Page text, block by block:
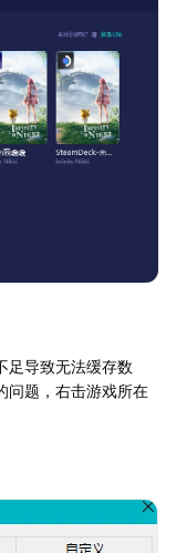
足导致无法缓存数
问题，右击游戏所在